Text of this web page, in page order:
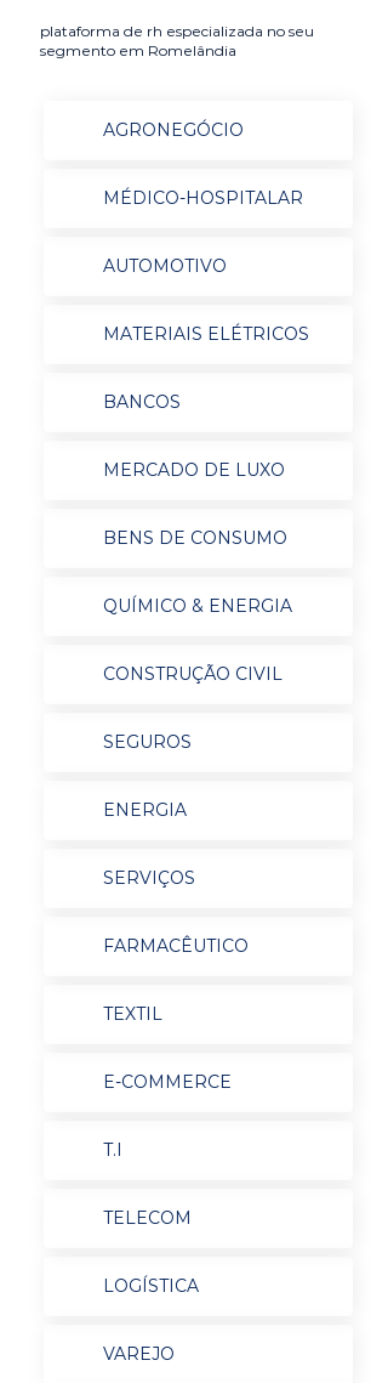
plataforma de rh especializada no seu
segmento em Romelândia
AGRONEGÓCIO
MÉDICO-HOSPITALAR
AUTOMOTIVO
MATERIAIS ELÉTRICOS
BANCOS
MERCADO DE LUXO
BENS DE CONSUMO
QUÍMICO & ENERGIA
CONSTRUÇÃO CIVIL
SEGUROS
ENERGIA
SERVIÇOS
FARMACÊUTICO
TEXTIL
E-COMMERCE
T.I
TELECOM
LOGÍSTICA
VAREJO